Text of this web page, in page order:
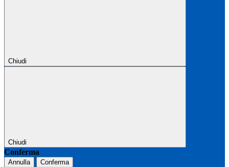
Chiudi
Chiudi
Conferma
Annulla Conferma